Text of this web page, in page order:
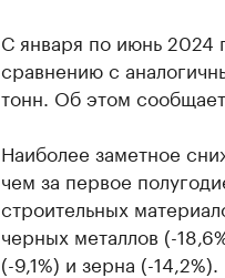
С января по июнь 2024
сравнению с
тонн. Об этом
Наиболее заметное
чем за первое
строительных
черных металлов (-
(-9,1%) и зерна (-14,2%).